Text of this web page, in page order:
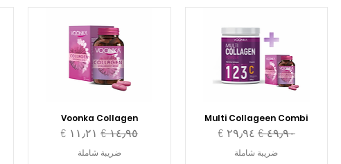
Multi Collageen Combi
سعر عادي‏٤٩٫٩٠ € سعر البيع
ضريبة شاملة
Voonka Collagen
سعر عاديسعر البيع
ضريبة شاملة